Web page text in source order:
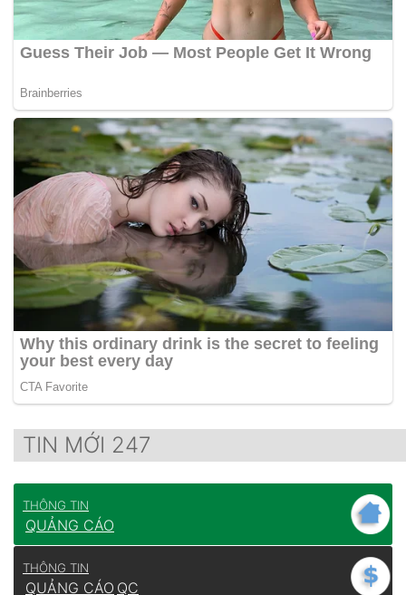
TIN MỚI 247
THÔNG TIN
QUẢNG CÁO
THÔNG TIN
QUẢNG CÁO QC